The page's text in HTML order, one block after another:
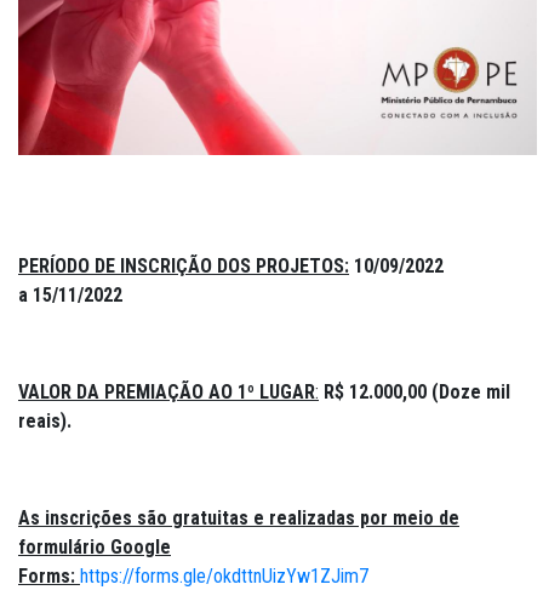
PERÍODO DE INSCRIÇÃO DOS PROJETOS: 10/09/2022
a 15/11/2022
VALOR DA PREMIAÇÃO AO 1º LUGAR: R$ 12.000,00 (Doze mil
reais).
As inscrições são gratuitas e realizadas por meio de
formulário Google
Forms: https://forms.gle/okdttnUizYw1ZJim7